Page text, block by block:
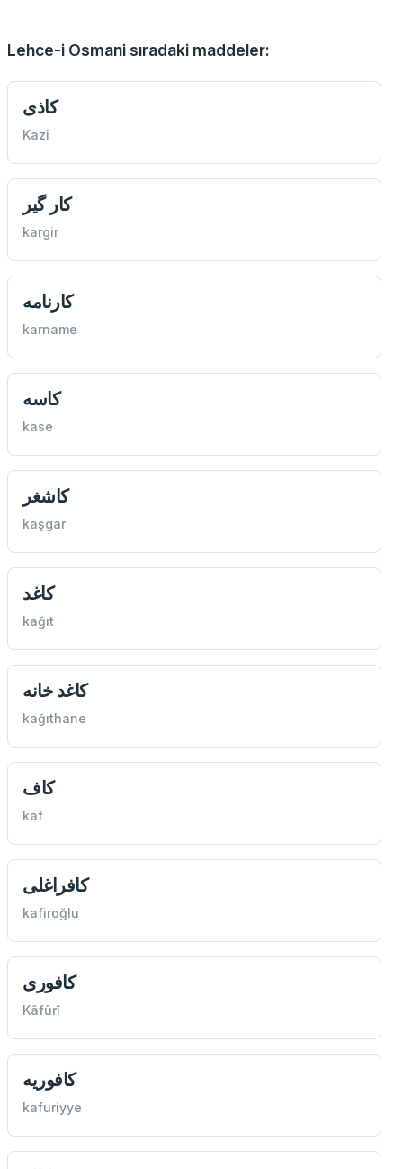
Lehce-i Osmani sıradaki maddeler:
كاذی
Kazî
كار گیر
kargir
كارنامه
karname
كاسه
kase
كاشغر
kaşgar
كاغد
kağıt
كاغد خانه
kağıthane
كاف
kaf
كافراغلی
kafiroğlu
كافوری
Kâfûrî
كافوريه
kafuriyye